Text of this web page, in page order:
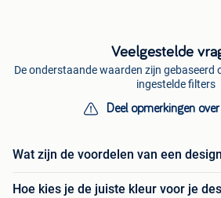
Veelgestelde
De onderstaande waarden zijn gebaseerd
ingestelde filters
Deel opmerkingen
Wat zijn de voordelen van een
Hoe kies je de juiste kleur voor je